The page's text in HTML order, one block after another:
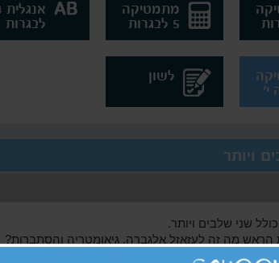
מתמטיקה
5 לבגרות
לבגרות
לשון
ויותר
שני שלבים ויותר.
מה זה לעזאזל אלגברה, גיאומטריה והסתברות?
לניסוי הכולל שני שלבים ויותר כמו שצריך,